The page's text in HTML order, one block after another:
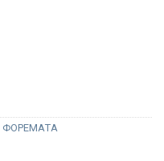
ΦΟΡΕΜΑΤΑ